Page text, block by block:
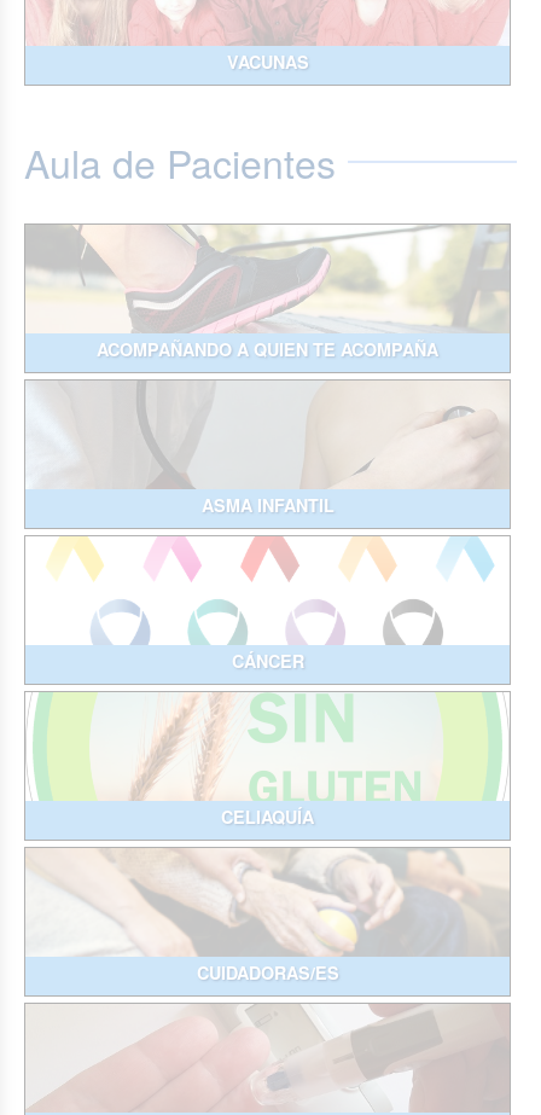
VACUNAS
Aula de Pacientes
ACOMPAÑANDO A QUIEN TE ACOMPAÑA
ASMA INFANTIL
CÁNCER
CELIAQUÍA
CUIDADORAS/ES